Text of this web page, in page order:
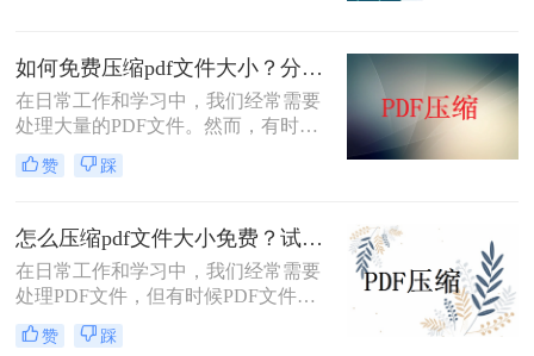
绍三种简单实用的PDF压缩技巧，助
你轻松优化PDF文件，提升文档传输
效率。
如何免费压缩pdf文件大小？分享二个实用压缩方法！
在日常工作和学习中，我们经常需要
处理大量的PDF文件。然而，有时候
PDF文件过大，不仅占用存储空间，
还会影响上传和分享的速度。为了解
文将介绍两种免费压缩PDF文件大小
的方法。
赞 踩
怎么压缩pdf文件大小免费？试试这二种压缩方法！
在日常工作和学习中，我们经常需要
处理PDF文件，但有时候PDF文件过
大，不便于传输和存储。那么怎么压
缩pdf文件大小免费呢？本文将介绍两
赞 踩